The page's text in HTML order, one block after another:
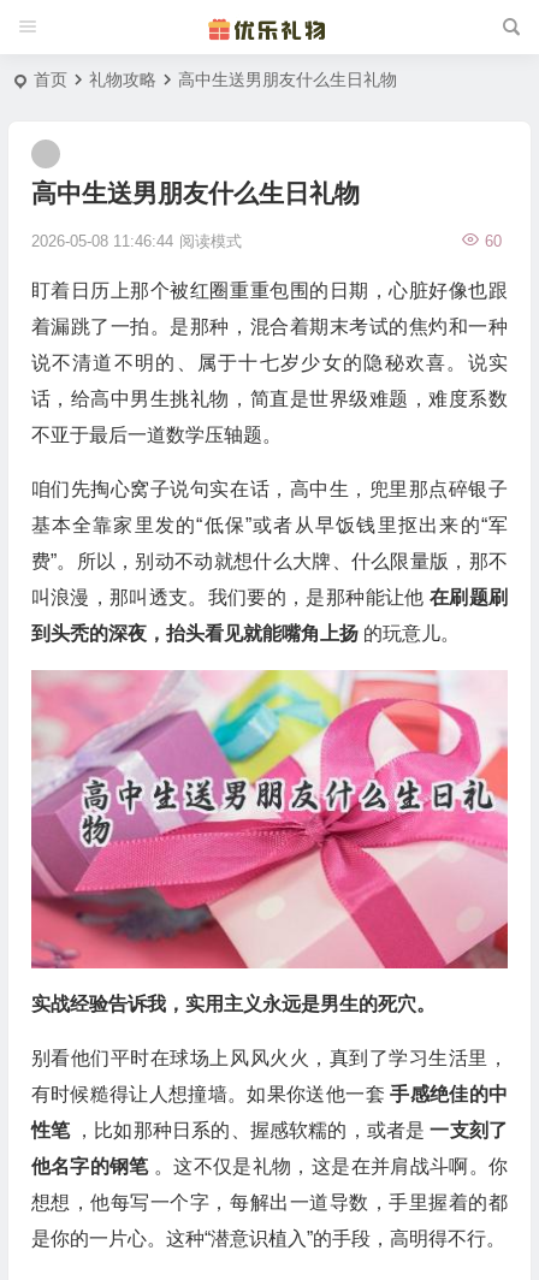
首页 礼物攻略 高中生送男朋友什么生日礼物
高中生送男朋友什么生日礼物
2026-05-08 11:46:44 60
阅读模式
盯着日历上那个被红圈重重包围的日期，心脏好像也跟
着漏跳了一拍。是那种，混合着期末考试的焦灼和一种
说不清道不明的、属于十七岁少女的隐秘欢喜。说实
话，给高中男生挑礼物，简直是世界级难题，难度系数
不亚于最后一道数学压轴题。
咱们先掏心窝子说句实在话，高中生，兜里那点碎银子
基本全靠家里发的“低保”或者从早饭钱里抠出来的“军
费”。所以，别动不动就想什么大牌、什么限量版，那不
叫浪漫，那叫透支。我们要的，是那种能让他 在刷题刷
到头秃的深夜，抬头看见就能嘴角上扬 的玩意儿。
实战经验告诉我，实用主义永远是男生的死穴。
别看他们平时在球场上风风火火，真到了学习生活里，
有时候糙得让人想撞墙。如果你送他一套手感绝佳的中
性笔 ，比如那种日系的、握感软糯的，或者是一支刻了
他名字的钢笔 。这不仅是礼物，这是在并肩战斗啊。你
想想，他每写一个字，每解出一道导数，手里握着的都
是你的一片心。这种“潜意识植入”的手段，高明得不行。